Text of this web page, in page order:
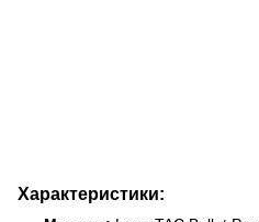
Характеристики: